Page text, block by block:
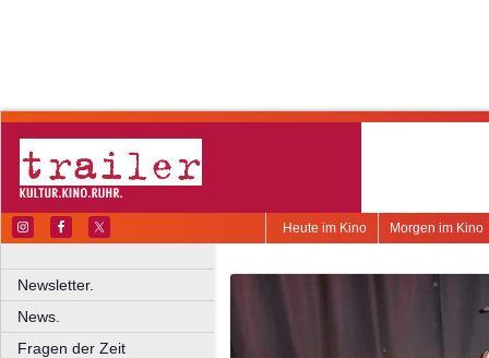
Morgen im Kino
Heute im Kino
Newsletter.
News.
Fragen der Zeit